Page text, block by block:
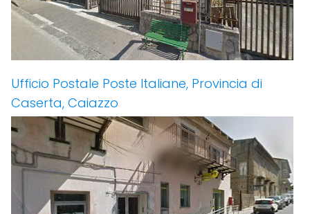
Ufficio Postale Poste Italiane, Provincia di
Caserta, Caiazzo